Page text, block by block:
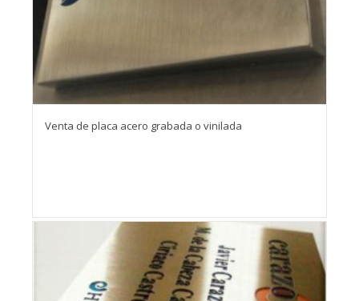
Venta de placa acero grabada o vinilada